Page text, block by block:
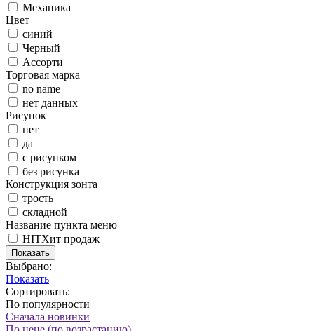
Механика
Цвет
синий
Черный
Ассорти
Торговая марка
no name
нет данных
Рисунок
нет
да
с рисунком
без рисунка
Конструкция зонта
трость
складной
Название пункта меню
HITХит продаж
Показать
Выбрано:
Показать
Сортировать:
По популярности
Сначала новинки